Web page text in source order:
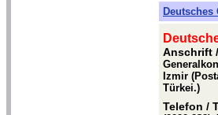
Anschrift
Izmir
Türkei.)
Telefon /